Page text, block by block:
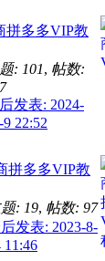
拼多多VIP教
: 101, 帖数:
发表: 2024-
9 22:52
拼多多VIP教
: 19, 帖数: 97
发表: 2023-8-
11:46